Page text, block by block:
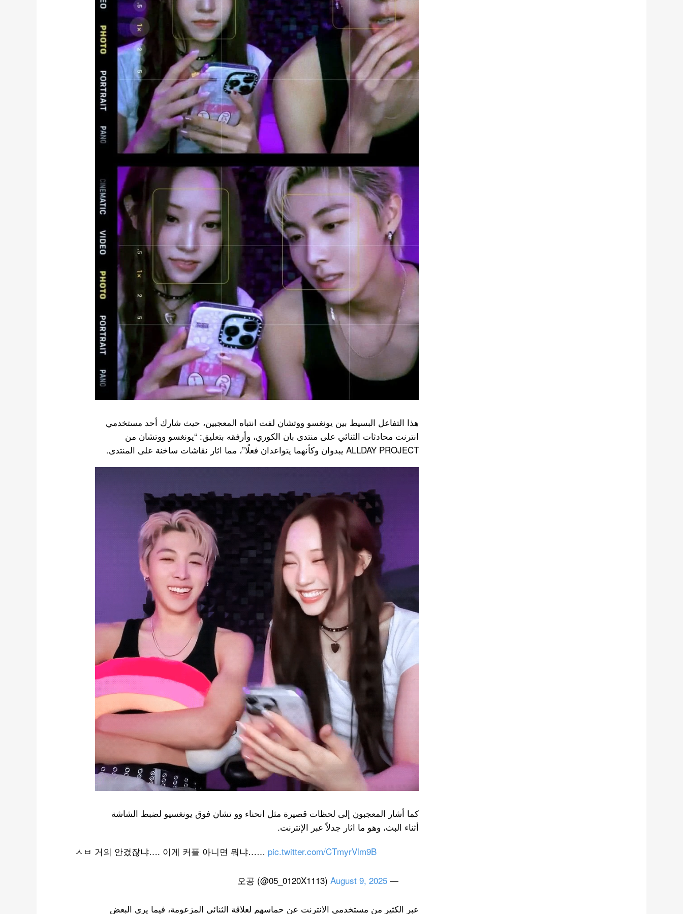
هذا التفاعل البسيط بين يونغسو ووتشان لفت انتباه المعجبين، حيث شارك أحد مستخدمي
انترنت محادثات الثنائي على منتدى بان الكوري، وأرفقه بتعليق: “يونغسو ووتشان من
ALLDAY PROJECT يبدوان وكأنهما يتواعدان فعلًا”، مما اثار نقاشات ساخنة على المنتدى.
كما أشار المعجبون إلى لحظات قصيرة مثل انحناء وو تشان فوق يونغسيو لضبط الشاشة
أثناء البث، وهو ما اثار جدلاً عبر الإنترنت.
ㅅㅂ 거의 안겼잖냐…. 이게 커플 아니면 뭐냐…… pic.twitter.com/CTmyrVlm9B
— 오공 (@05_0120X1113)
August 9, 2025
عبر الكثير من مستخدمي الانترنت عن حماسهم لعلاقة الثنائي المزعومة، فيما يرى البعض